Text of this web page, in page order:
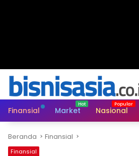
Finansial Market Nasional
Beranda Finansial
Finansial